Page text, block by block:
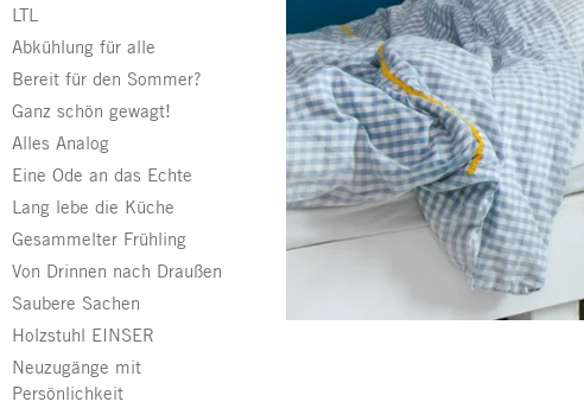
LTL
Abkühlung für alle
Bereit für den Sommer?
Ganz schön gewagt!
Alles Analog
Eine Ode an das Echte
Lang lebe die Küche
Gesammelter Frühling
Von Drinnen nach Draußen
Saubere Sachen
Holzstuhl EINSER
Neuzugänge mit
Persönlichkeit